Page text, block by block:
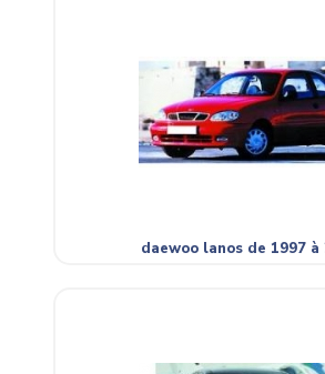
daewoo lanos de 1997 à